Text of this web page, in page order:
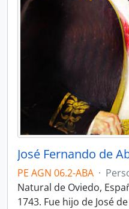
José Fernando de
PE AGN 06.2-ABA ·
Natural de Oviedo,
1743. Fue hijo de José